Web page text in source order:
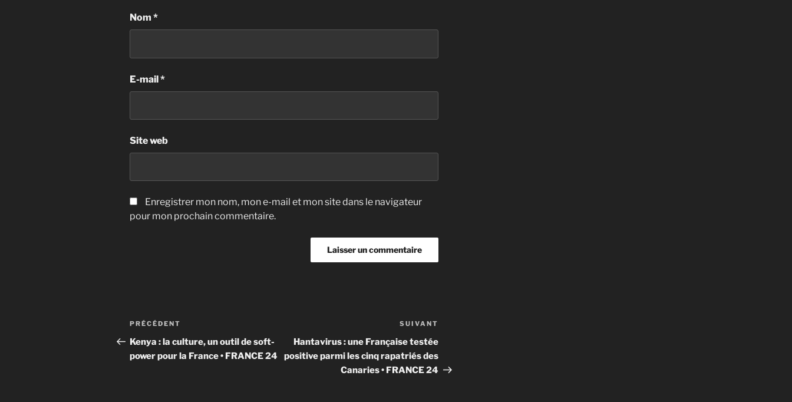
Nom *
E-mail*
Site web
Enregistrer mon nom, mon e-mail et mon site dans le navigateur
pour mon prochain commentaire.
Navigation
de
l’article
Article
précédent
PRÉCÉDENT
Kenya : la culture, un outil de soft-
power pour la France • FRANCE 24
suivant
SUIVANT
Hantavirus : une Française testée
positive parmi les cinq rapatriés des
Canaries • FRANCE 24